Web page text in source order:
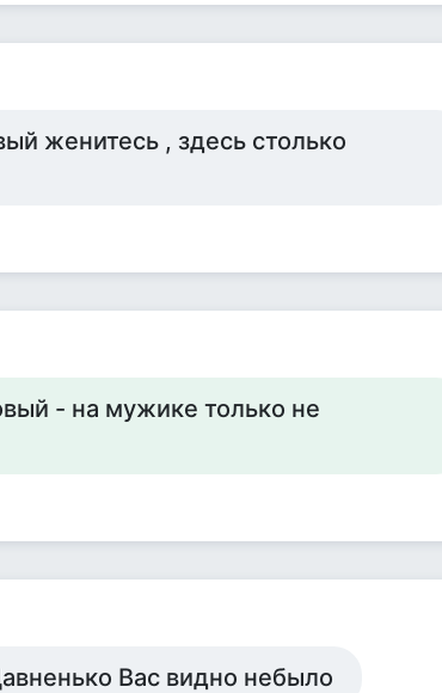
женитесь , здесь столько
- на мужике только не
Вас видно небыло